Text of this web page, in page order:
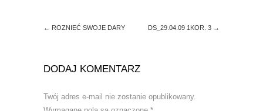
o
w
d
o
← ROZNIEĆ SWOJE DARY DS_29.04.09 1KOR. 3 →
DODAJ KOMENTARZ
Twój adres e-mail nie zostanie opublikowany.